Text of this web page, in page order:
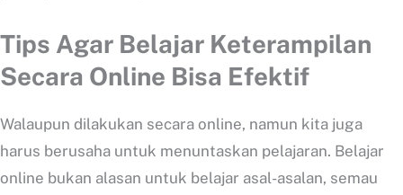
Tips Agar Belajar Keterampilan
Secara Online Bisa Efektif
Walaupun dilakukan secara online, namun kita juga
harus berusaha untuk menuntaskan pelajaran. Belajar
online bukan alasan untuk belajar asal-asalan, semau